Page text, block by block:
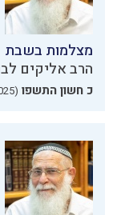
מצלמות בשבת
הרב אליקים
כ חשון התשפו (11.11.2025)